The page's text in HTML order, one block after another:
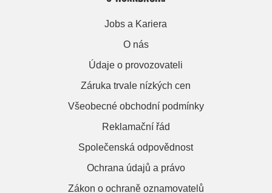
Jobs a Kariera
O nás
Údaje o provozovateli
Záruka trvale nízkých cen
Všeobecné obchodní podmínky
Reklamační řád
Společenská odpovědnost
Ochrana údajů a právo
Zákon o ochraně oznamovatelů